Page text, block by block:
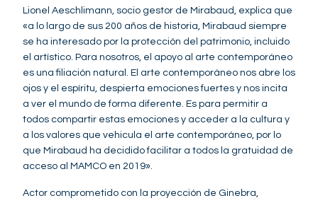
Lionel Aeschlimann, socio gestor de Mirabaud, explica que
«a lo largo de sus 200 años de historia, Mirabaud siempre
se ha interesado por la protección del patrimonio, incluido
el artístico. Para nosotros, el apoyo al arte contemporáneo
es una filiación natural. El arte contemporáneo nos abre los
ojos y el espíritu, despierta emociones fuertes y nos incita
a ver el mundo de forma diferente. Es para permitir a
todos compartir estas emociones y acceder a la cultura y
a los valores que vehicula el arte contemporáneo, por lo
que Mirabaud ha decidido facilitar a todos la gratuidad de
acceso al MAMCO en 2019».
Actor comprometido con la proyección de Ginebra,